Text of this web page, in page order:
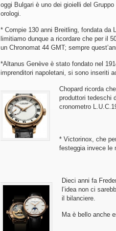
oggi Bulgari è uno dei gioielli del
orologi.
* Compie 130 anni Breitling, fondata da
limitiamo dunque a ricordare che per il
un Chronomat 44 GMT; sempre
*Altanus Genève è stato fondato nel
imprenditori napoletani, si sono inseriti
Chopard ricorda
produttori tedeschi
cronometro
* Victorinox, che
festeggia invece le
Dieci anni fa
l’idea non ci
il bilanciere.
Ma è bello anche